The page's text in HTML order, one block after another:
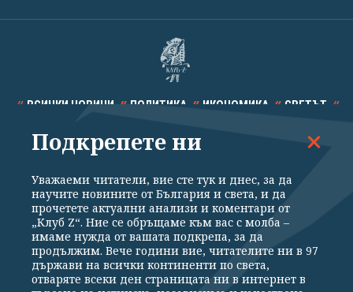
ВСИЧКИ НОВИНИ ПОЛИТИКА ИКОНОМИКА СВЕТЪТ
СПОРТ КУЛТУРА ТЕХНОЛОГИИ КАЛЕЙДОСКОП
Общи условия
Политика за поверителност
Реклама
Партньори Контакти За Клуб Z
Подкрепете ни
Уважаеми читатели, вие сте тук и днес, за да
научите новините от България и света, и да
прочетете актуални анализи и коментари от
„Клуб Z“. Ние се обръщаме към вас с молба –
имаме нужда от вашата подкрепа, за да
продължим. Вече години вие, читателите ни в 97
държави на всички континенти по света,
отваряте всеки ден страницата ни в интернет в